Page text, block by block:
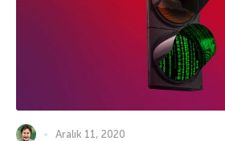
Aralık 11, 2020